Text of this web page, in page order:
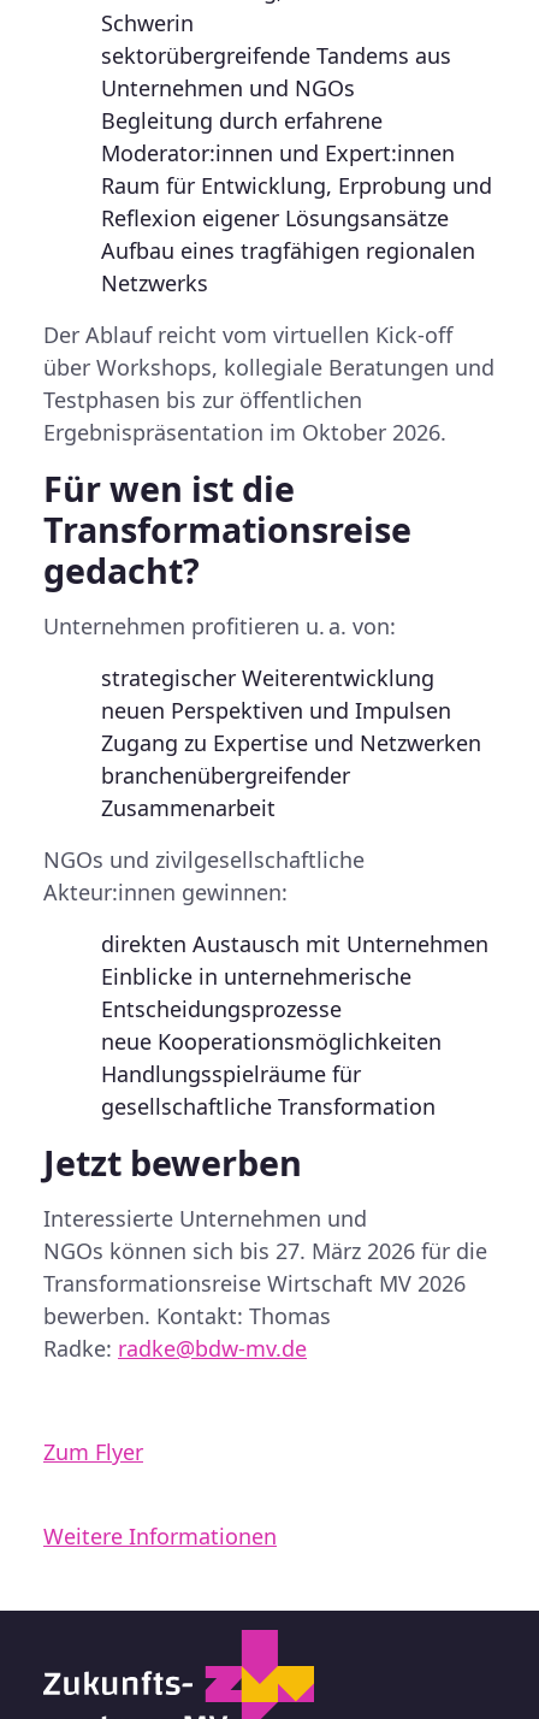
Schwerin
sektorübergreifende Tandems aus
Unternehmen und NGOs
Begleitung durch erfahrene
Moderator:innen und Expert:innen
Raum für Entwicklung, Erprobung und
Reflexion eigener Lösungsansätze
Aufbau eines tragfähigen regionalen
Netzwerks
Der Ablauf reicht vom virtuellen Kick-off
über Workshops, kollegiale Beratungen und
Testphasen bis zur öffentlichen
Ergebnispräsentation im Oktober 2026.
Für wen ist die
Transformationsreise
gedacht?
Unternehmen profitieren u. a. von:
strategischer Weiterentwicklung
neuen Perspektiven und Impulsen
Zugang zu Expertise und Netzwerken
branchenübergreifender
Zusammenarbeit
NGOs und zivilgesellschaftliche
Akteur:innen gewinnen:
direkten Austausch mit Unternehmen
Einblicke in unternehmerische
Entscheidungsprozesse
neue Kooperationsmöglichkeiten
Handlungsspielräume für
gesellschaftliche Transformation
Jetzt bewerben
Interessierte Unternehmen und
NGOs können sich bis 27. März 2026 für die
Transformationsreise Wirtschaft MV 2026
bewerben. Kontakt: Thomas
Radke: radke@bdw-mv.de
Zum Flyer
Weitere Informationen